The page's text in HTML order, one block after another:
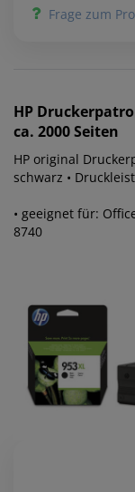
Frage zum
HP
ca. 2000 Seiten
HP original
schwarz •
• geeignet für:
8740